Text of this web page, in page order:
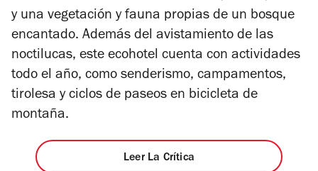
y una vegetación y fauna propias de un bosque
encantado. Además del avistamiento de las
noctilucas, este ecohotel cuenta con actividades
todo el año, como senderismo, campamentos,
tirolesa y ciclos de paseos en bicicleta de
montaña.
Leer La Crítica